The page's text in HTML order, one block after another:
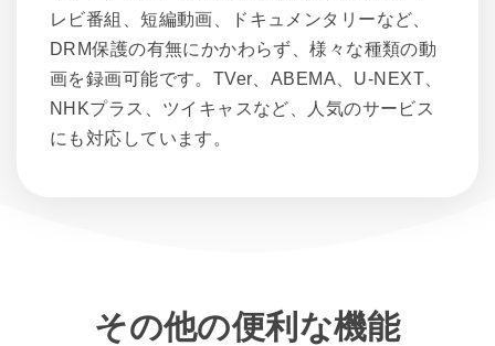
レビ番組、短編動画、ドキュメンタリーなど、
DRM保護の有無にかかわらず、様々な種類の動
画を録画可能です。TVer、ABEMA、U-NEXT、
NHKプラス、ツイキャスなど、人気のサービス
にも対応しています。
その他の便利な機能